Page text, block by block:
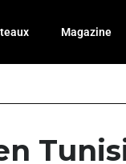
Magazine